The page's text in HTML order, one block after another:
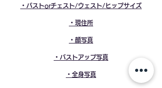
・バストorチェスト/ウェスト/ヒップサイズ
・現住所
・顔写真
・バストアップ写真
・全身写真